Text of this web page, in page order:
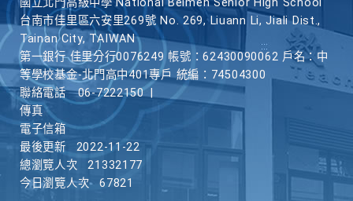
國立北門高級中學 National Beimen Senior High School
台南市佳里區六安里269號 No. 269, Liuann Li, Jiali Dist.,
Tainan City, TAIWAN
第一銀行 佳里分行0076249 帳號：62430090062 戶名：中
等學校基金-北門高中401專戶 統編：74504300
聯絡電話
06-7222150
傳真
電子信箱
最後更新
2022-11-22
總瀏覽人次
21332177
今日瀏覽人次
67821